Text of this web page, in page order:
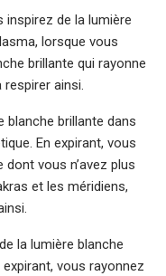
inspirez de la lumière
lorsque vous
brillante qui rayonne
ainsi.
blanche brillante dans
En expirant, vous
vous n’avez plus
et les méridiens,
la lumière blanche
vous rayonnez